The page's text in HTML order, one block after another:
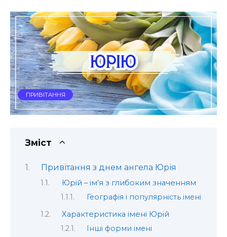
ПРИВІТАННЯ
Зміст
Привітання з днем ангела Юрія
Юрій – ім’я з глибоким значенням
Географія і популярність імені
Характеристика імені Юрій
Інші форми імені